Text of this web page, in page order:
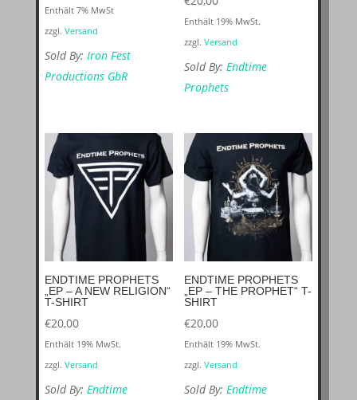
Enthält 7% MwSt
zzgl. Versand
Sold By: Iron Fest
Productions GbR
Enthält 19% MwSt.
zzgl. Versand
Sold By: Endtime
Prophets
ENDTIME PROPHETS
„EP – A NEW RELIGION“
T-SHIRT
€20,00
Enthält 19% MwSt.
zzgl. Versand
Sold By: Endtime
ENDTIME PROPHETS
„EP – THE PROPHET“ T-
SHIRT
€20,00
Enthält 19% MwSt.
zzgl. Versand
Sold By: Endtime